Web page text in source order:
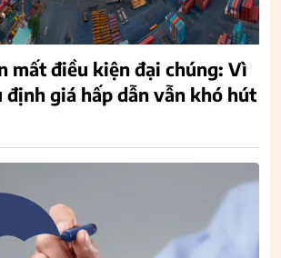
mất điều kiện đại chúng: Vì
định giá hấp dẫn vẫn khó hút